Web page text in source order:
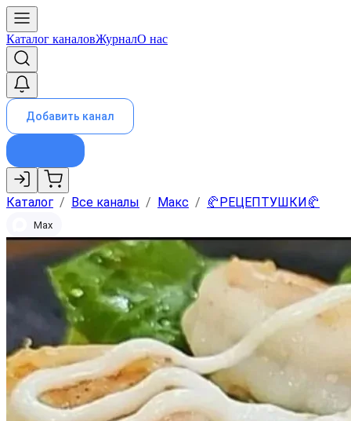
Каталог каналовЖурналО нас
Добавить канал
Каталог / Все каналы / Макс / 🥐РЕЦЕПТУШКИ🥐
Max